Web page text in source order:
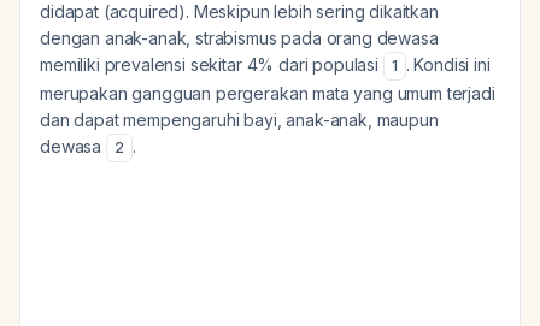
didapat (acquired). Meskipun lebih sering dikaitkan
dengan anak-anak, strabismus pada orang dewasa
memiliki prevalensi sekitar 4% dari populasi
1 . Kondisi ini
merupakan gangguan pergerakan mata yang umum terjadi
dan dapat mempengaruhi bayi, anak-anak, maupun
dewasa
2 .